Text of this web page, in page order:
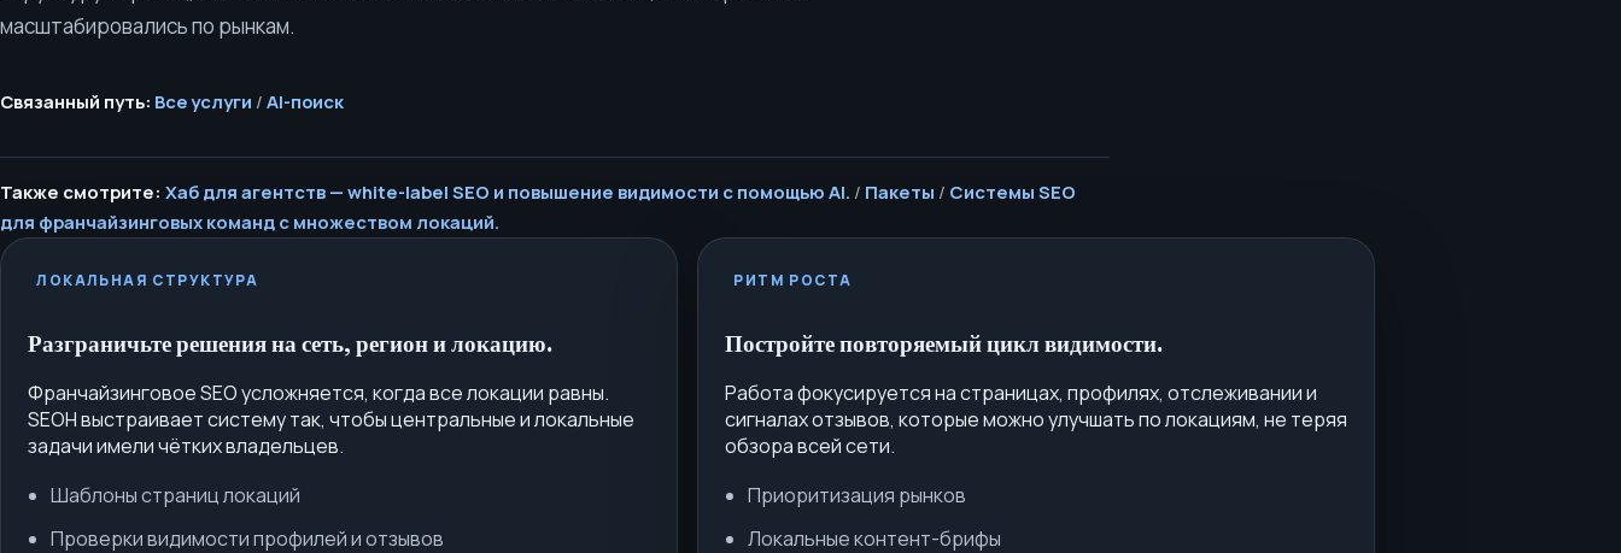
масштабировались по рынкам.
Связанный путь: Все услуги / AI-поиск
Также смотрите: Хаб для агентств — white-label SEO и повышение видимости с помощью AI. / Пакеты / Системы SEO
для франчайзинговых команд с множеством локаций.
ЛОКАЛЬНАЯ СТРУКТУРА
Разграничьте решения на сеть, регион и локацию.
Франчайзинговое SEO усложняется, когда все локации равны.
SEOH выстраивает систему так, чтобы центральные и локальные
задачи имели чётких владельцев.
Шаблоны страниц локаций
Проверки видимости профилей и отзывов
РИТМ РОСТА
Постройте повторяемый цикл видимости.
Работа фокусируется на страницах, профилях, отслеживании и
сигналах отзывов, которые можно улучшать по локациям, не теряя
обзора всей сети.
Приоритизация рынков
Локальные контент-брифы